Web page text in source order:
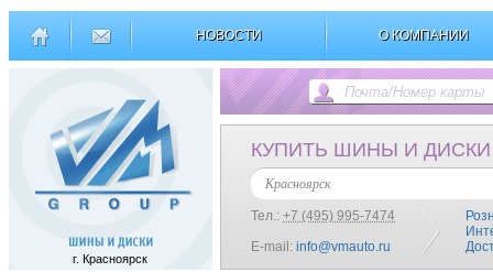
НОВОСТИ О КОМПАНИИ
г. Красноярск
КУПИТЬ ШИНЫ И ДИСКИ
Красноярск
Тел.: +7 (495) 995-7474
E-mail: info@vmauto.ru